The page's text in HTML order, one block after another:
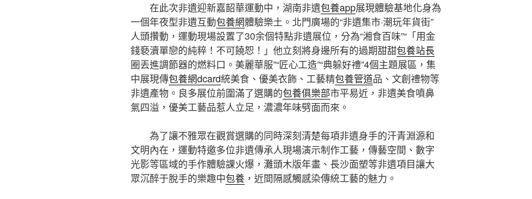
在此次非遺迎新嘉韶華運動中，湖南非遺包養app展現體驗基地化身為
一個年夜型非遺互動包養網體驗樂土。北門廣場的“非遺集市·潮玩年貨街”
人頭攢動，運動現場設置了30余個特點非遺展位，分為“湘食百味”“「用金
錢褻瀆單戀的純粹！不可饒恕！」他立刻將身邊所有的過期甜甜包養站長
圈丟進調節器的燃料口。美麗華服”“匠心工造”“典躲好禮”4個主題展區，集
中展現傳包養網dcard統美食、優美衣飾、工藝精包養管道品、文創禮物等
非遺產物。良多展位前圍滿了選購的包養俱樂部市平易近，非遺美食噴鼻
氣四溢，優美工藝品惹人立足，濃濃年味劈面而來。
為了讓不雅眾在觀賞選購的同時深刻清楚每項非遺身手的汗青淵源和
文明內在，運動特邀多位非遺傳承人現場演示制作工藝，傳藝空間、數字
光影等區域的手作體驗課火爆，灘頭木版年畫、長沙面塑等非遺項目讓大
眾沉醉于脫手的樂趣中包養 ，近間隔感觸感染傳統工藝的魅力。